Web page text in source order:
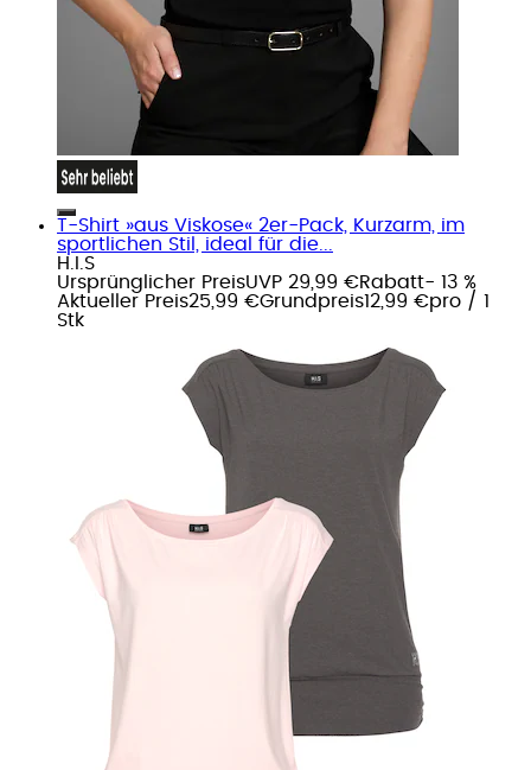
T-Shirt »aus Viskose« 2er-Pack, Kurzarm, im
sportlichen Stil, ideal für die...
H.I.S
Ursprünglicher PreisUVP 29,99 €Rabatt- 13 %
Aktueller Preis25,99 €Grundpreis12,99 €pro / 1
Stk